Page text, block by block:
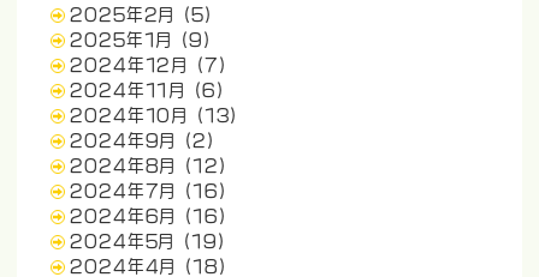
2025年2月
(5)
2025年1月
(9)
2024年12月
(7)
2024年11月
(6)
2024年10月
(13)
2024年9月
(2)
2024年8月
(12)
2024年7月
(16)
2024年6月
(16)
2024年5月
(19)
2024年4月
(18)